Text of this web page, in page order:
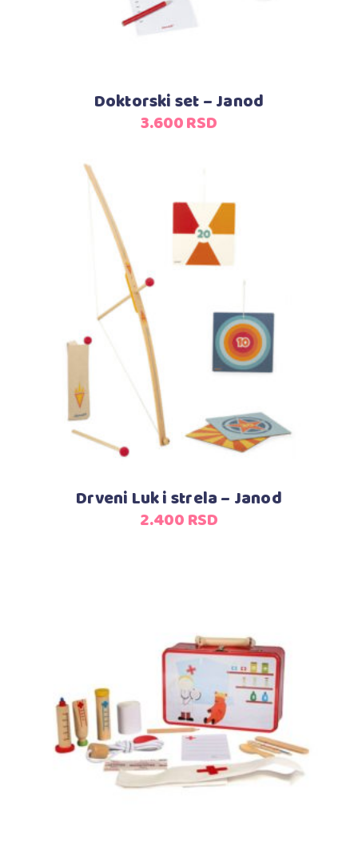
Doktorski set – Janod
3.600RSD
Dodaj u korpu
Drveni Luk i strela – Janod
2.400RSD
Dodaj u korpu